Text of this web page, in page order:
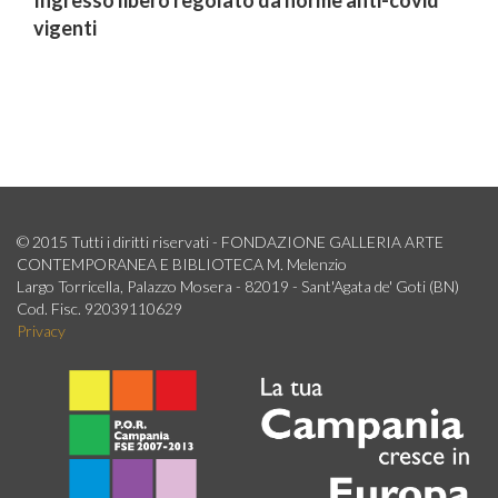
vigenti
© 2015 Tutti i diritti riservati - FONDAZIONE GALLERIA ARTE
CONTEMPORANEA E BIBLIOTECA M. Melenzio
Largo Torricella, Palazzo Mosera - 82019 - Sant'Agata de' Goti (BN)
Cod. Fisc. 92039110629
Privacy